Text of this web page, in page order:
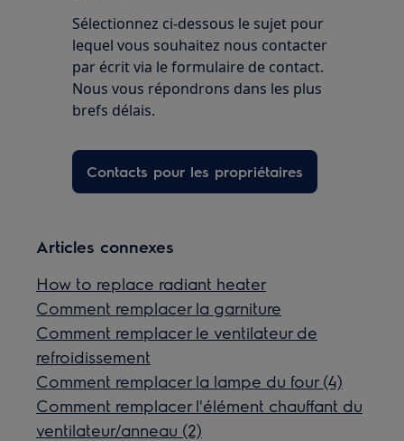
Sélectionnez ci-dessous le sujet pour
lequel vous souhaitez nous contacter
par écrit via le formulaire de contact.
Nous vous répondrons dans les plus
brefs délais.
Contacts pour les propriétaires
Articles connexes
How to replace radiant heater
Comment remplacer la garniture
Comment remplacer le ventilateur de
refroidissement
Comment remplacer la lampe du four (4)
Comment remplacer l'élément chauffant du
ventilateur/anneau (2)